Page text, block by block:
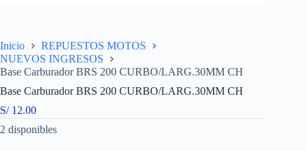
Inicio
REPUESTOS MOTOS
NUEVOS INGRESOS
Base Carburador BRS 200 CURBO/LARG.30MM CH
Base Carburador BRS 200 CURBO/LARG.30MM CH
S/12.00
2 disponibles